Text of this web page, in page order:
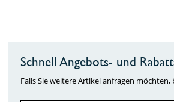
Schnell Angebots- und
Falls Sie weitere Artikel anfragen